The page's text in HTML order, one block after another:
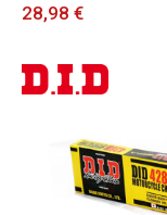
28,98 €